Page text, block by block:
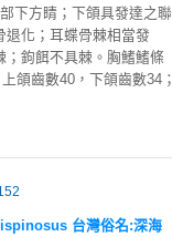
下方睛；下頜具發達之聯
退化；耳蝶骨棘相當發
鉤餌不具棘。胸鰭鰭條
頜齒數40，下頜齒數34；
台灣俗名:深海